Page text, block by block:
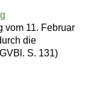
vom 11. Februar
die
S. 131)